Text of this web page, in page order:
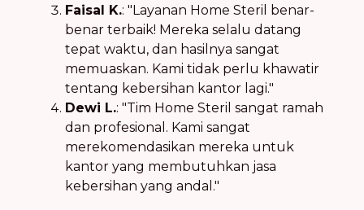
Faisal K.: "Layanan Home Steril benar-
benar terbaik! Mereka selalu datang
tepat waktu, dan hasilnya sangat
memuaskan. Kami tidak perlu khawatir
tentang kebersihan kantor lagi."
Dewi L.: "Tim Home Steril sangat ramah
dan profesional. Kami sangat
merekomendasikan mereka untuk
kantor yang membutuhkan jasa
kebersihan yang andal."